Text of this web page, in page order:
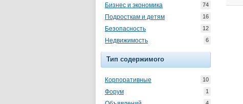
Бизнес и экономика 74
Подросткам и детям 16
Безопасность 12
Недвижимость 6
Тип содержимого
Корпоративные 10
Форум 1